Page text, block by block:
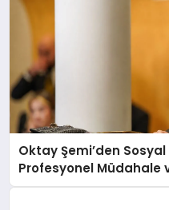
Oktay Şemi’den
Profesyonel Müdahale